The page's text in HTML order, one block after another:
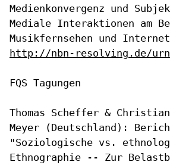
Medienkonvergenz und
Mediale Interaktionen am
Musikfernsehen und Internet
http://nbn-resolving.de/
FQS Tagungen
Thomas Scheffer &
Meyer (Deutschland):
"Soziologische vs.
Ethnographie -- Zur